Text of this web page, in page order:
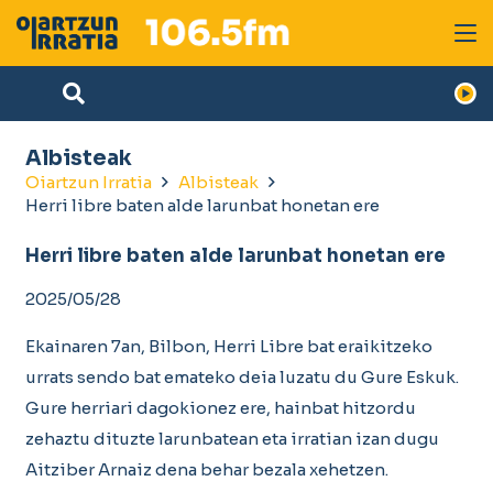
Albisteak
Oiartzun Irratia
Albisteak
Herri libre baten alde larunbat honetan ere
Herri libre baten alde larunbat honetan ere
2025/05/28
Ekainaren 7an, Bilbon, Herri Libre bat eraikitzeko
urrats sendo bat emateko deia luzatu du Gure Eskuk.
Gure herriari dagokionez ere, hainbat hitzordu
zehaztu dituzte larunbatean eta irratian izan dugu
Aitziber Arnaiz dena behar bezala xehetzen.